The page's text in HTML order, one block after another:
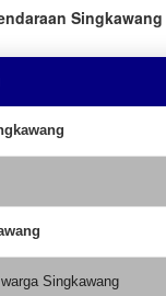
Singkawang
Singkawang